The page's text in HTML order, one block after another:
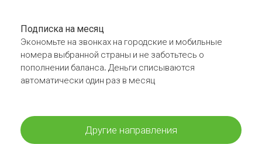
Подписка на месяц
Экономьте на звонках на городские и мобильные
номера выбранной страны и не заботьтесь о
пополнении баланса. Деньги списываются
автоматически один раз в месяц
Другие направления